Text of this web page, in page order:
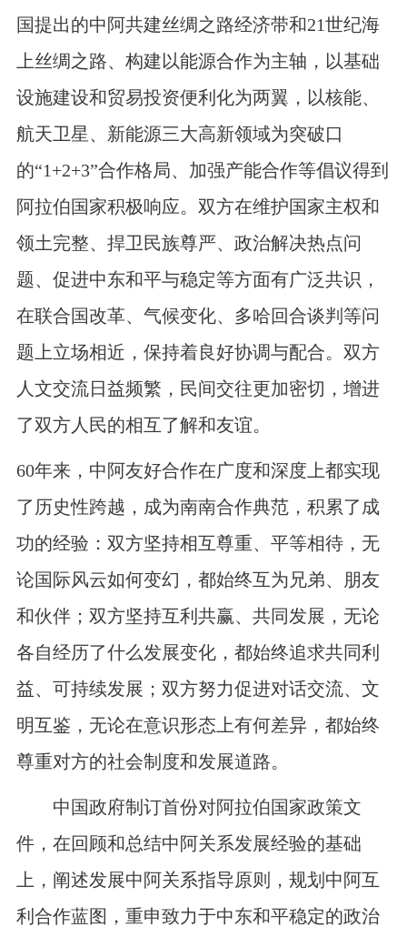
国提出的中阿共建丝绸之路经济带和21世纪海
上丝绸之路、构建以能源合作为主轴，以基础
设施建设和贸易投资便利化为两翼，以核能、
航天卫星、新能源三大高新领域为突破口
的“1+2+3”合作格局、加强产能合作等倡议得到
阿拉伯国家积极响应。双方在维护国家主权和
领土完整、捍卫民族尊严、政治解决热点问
题、促进中东和平与稳定等方面有广泛共识，
在联合国改革、气候变化、多哈回合谈判等问
题上立场相近，保持着良好协调与配合。双方
人文交流日益频繁，民间交往更加密切，增进
了双方人民的相互了解和友谊。
60年来，中阿友好合作在广度和深度上都实现
了历史性跨越，成为南南合作典范，积累了成
功的经验：双方坚持相互尊重、平等相待，无
论国际风云如何变幻，都始终互为兄弟、朋友
和伙伴；双方坚持互利共赢、共同发展，无论
各自经历了什么发展变化，都始终追求共同利
益、可持续发展；双方努力促进对话交流、文
明互鉴，无论在意识形态上有何差异，都始终
尊重对方的社会制度和发展道路。
中国政府制订首份对阿拉伯国家政策文
件，在回顾和总结中阿关系发展经验的基础
上，阐述发展中阿关系指导原则，规划中阿互
利合作蓝图，重申致力于中东和平稳定的政治